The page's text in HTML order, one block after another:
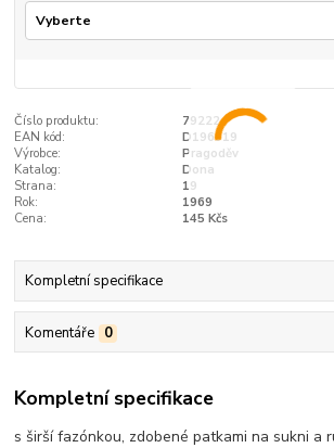
Číslo produktu:
79222
EAN kód:
D196919
Výrobce:
Pragoděv
Katalog:
Dona
Strana:
19
Rok:
1969
Cena:
145 Kčs
Kompletní specifikace
Komentáře 0
Kompletní specifikace
s širší fazónkou, zdobené patkami na sukni a